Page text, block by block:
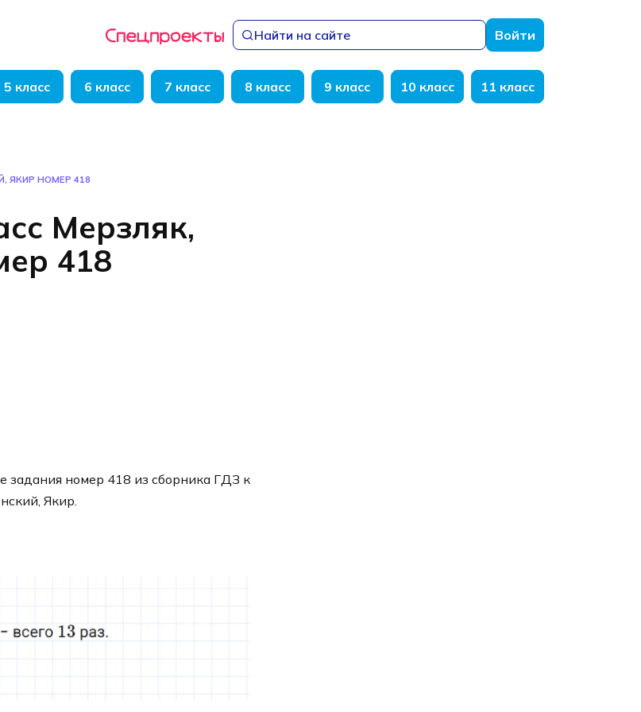
Найти на сайте Войти
5 класс 6 класс 7 класс 8 класс 9 класс 10 класс 11 класс
ЯКИР НОМЕР 418
Мерзляк,
418
задания номер 418 из сборника ГДЗ к
Якир.